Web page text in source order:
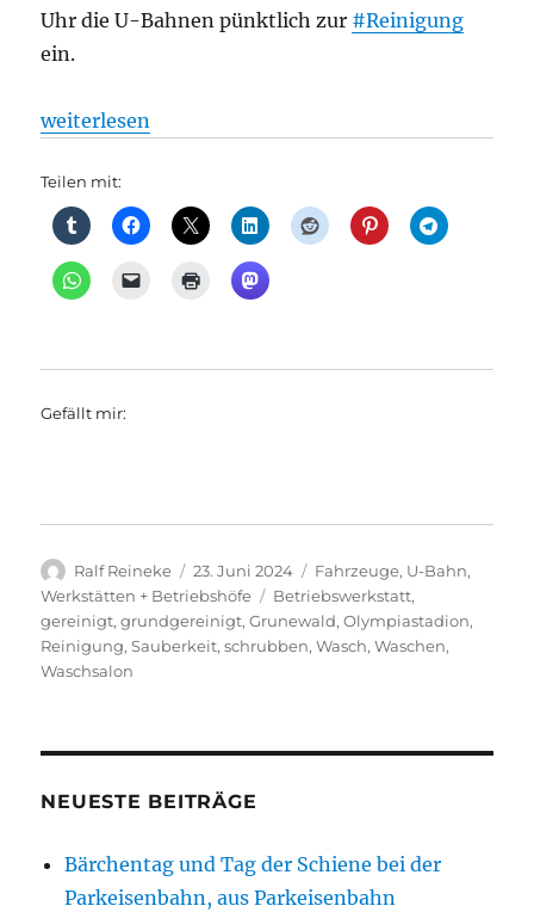
Uhr die U-Bahnen pünktlich zur #Reinigung
ein.
„U-Bahn: XXL-Waschanlage reinigt 310 U-Bahnen
weiterlesen
Teilen mit:
Gefällt mir:
Autor
Ralf Reineke
Veröffentlicht
am
23. Juni 2024 Kategorien
Fahrzeuge, U-Bahn,
Werkstätten + Betriebshöfe
Schlagwörter
Betriebswerkstatt,
gereinigt,grundgereinigt,Grunewald,Olympiastadion,
Reinigung,Sauberkeit,schrubben,Wasch,Waschen,
Waschsalon
NEUESTE BEITRÄGE
Bärchentag und Tag der Schiene bei der
Parkeisenbahn, aus Parkeisenbahn